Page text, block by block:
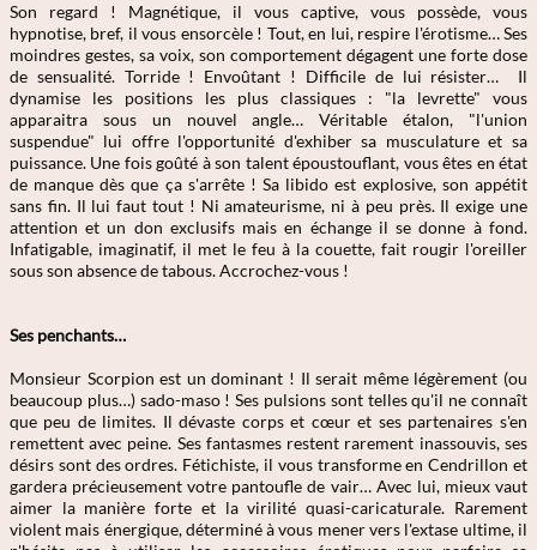
Son regard ! Magnétique, il vous captive, vous possède, vous
hypnotise, bref, il vous ensorcèle ! Tout, en lui, respire l'érotisme… Ses
moindres gestes, sa voix, son comportement dégagent une forte dose
de sensualité. Torride ! Envoûtant ! Difficile de lui résister… Il
dynamise les positions les plus classiques : "la levrette" vous
apparaitra sous un nouvel angle… Véritable étalon, "l'union
suspendue" lui offre l'opportunité d'exhiber sa musculature et sa
puissance. Une fois goûté à son talent époustouflant, vous êtes en état
de manque dès que ça s'arrête ! Sa libido est explosive, son appétit
sans fin. Il lui faut tout ! Ni amateurisme, ni à peu près. Il exige une
attention et un don exclusifs mais en échange il se donne à fond.
Infatigable, imaginatif, il met le feu à la couette, fait rougir l'oreiller
sous son absence de tabous. Accrochez-vous !
Ses penchants…
Monsieur Scorpion est un dominant ! Il serait même légèrement (ou
beaucoup plus…) sado-maso ! Ses pulsions sont telles qu'il ne connaît
que peu de limites. Il dévaste corps et cœur et ses partenaires s'en
remettent avec peine. Ses fantasmes restent rarement inassouvis, ses
désirs sont des ordres. Fétichiste, il vous transforme en Cendrillon et
gardera précieusement votre pantoufle de vair… Avec lui, mieux vaut
aimer la manière forte et la virilité quasi-caricaturale. Rarement
violent mais énergique, déterminé à vous mener vers l'extase ultime, il